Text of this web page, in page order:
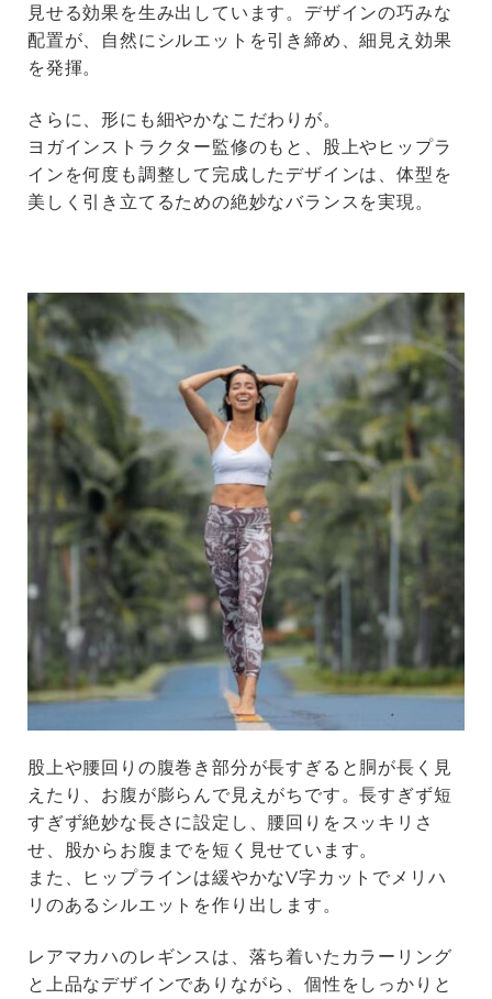
見せる効果を生み出しています。デザインの巧みな
配置が、自然にシルエットを引き締め、細見え効果
を発揮。
さらに、形にも細やかなこだわりが。
ヨガインストラクター監修のもと、股上やヒップラ
インを何度も調整して完成したデザインは、体型を
美しく引き立てるための絶妙なバランスを実現。
股上や腰回りの腹巻き部分が長すぎると胴が長く見
えたり、お腹が膨らんで見えがちです。長すぎず短
すぎず絶妙な長さに設定し、腰回りをスッキリさ
せ、股からお腹までを短く見せています。
また、ヒップラインは緩やかなV字カットでメリハ
リのあるシルエットを作り出します。
レアマカハのレギンスは、落ち着いたカラーリング
と上品なデザインでありながら、個性をしっかりと